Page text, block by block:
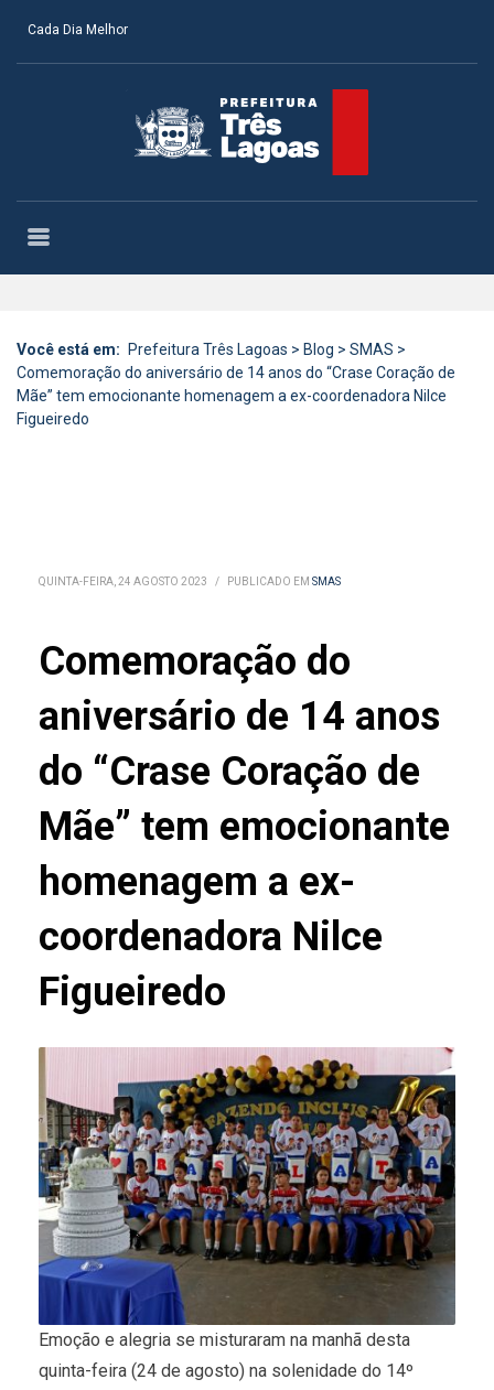
Cada Dia Melhor
Você está em: Prefeitura Três Lagoas > Blog > SMAS >
Comemoração do aniversário de 14 anos do “Crase Coração de
Mãe” tem emocionante homenagem a ex-coordenadora Nilce
Figueiredo
QUINTA-FEIRA, 24 AGOSTO 2023 / PUBLICADO EM SMAS
Comemoração do
aniversário de 14 anos
do “Crase Coração de
Mãe” tem emocionante
homenagem a ex-
coordenadora Nilce
Figueiredo
Emoção e alegria se misturaram na manhã desta
quinta-feira (24 de agosto) na solenidade do 14º